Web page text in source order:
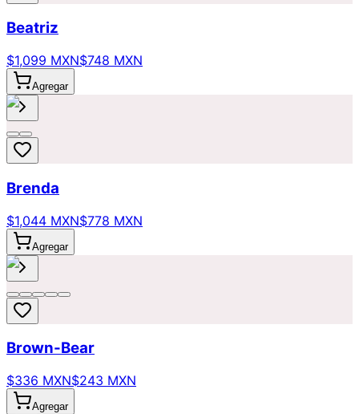
Beatriz
$1,099 MXN$748 MXN
Agregar
Brenda
$1,044 MXN$778 MXN
Agregar
Brown-Bear
$336 MXN$243 MXN
Agregar